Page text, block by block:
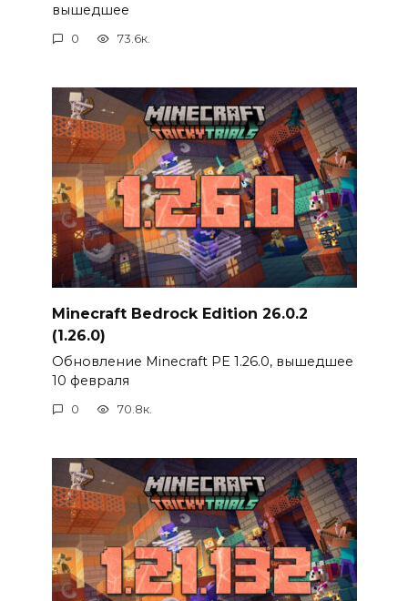
вышедшее
0 73.6к.
Minecraft Bedrock Edition 26.0.2
(1.26.0)
Обновление Minecraft PE 1.26.0, вышедшее
10 февраля
0 70.8к.